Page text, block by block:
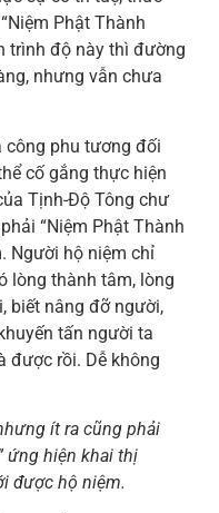
Phật Thành
trình độ này thì đường
nhưng vẫn chưa
công phu tương đối
cố gắng thực hiện
Tịnh-Độ Tông chư
“Niệm Phật Thành
Người hộ niệm chỉ
lòng thành tâm, lòng
biết nâng đỡ người,
tấn người ta
được rồi. Dễ không
ít ra cũng phải
ứng hiện khai thị
được hộ niệm.